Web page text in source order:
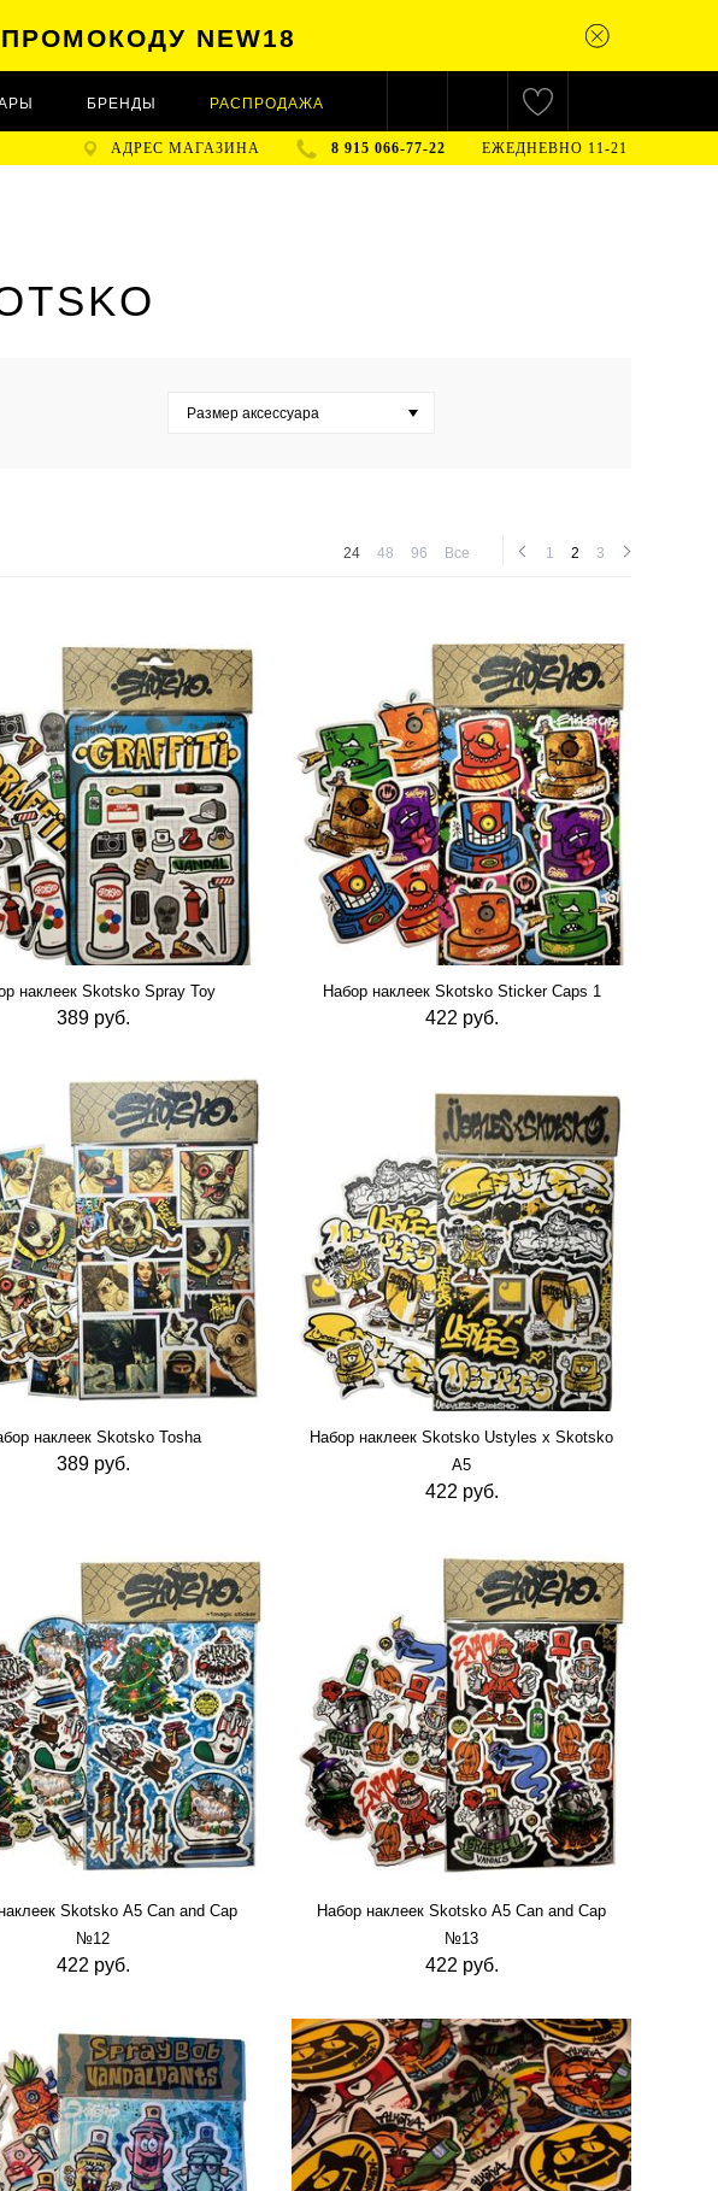
NEW18
АДРЕС МАГАЗИНА 8 915 066-77-22 ЕЖЕДНЕВНО 11-21
БРЕНДЫ РАСПРОДАЖА
Размер аксессуара
24 48 96 Все 1 2 3
наклеек Skotsko Spray Toy
389 руб.
Набор наклеек Skotsko Sticker Caps 1
422 руб.
наклеек Skotsko Tosha
389 руб.
Набор наклеек Skotsko Ustyles x Skotsko
А5
422 руб.
Skotsko А5 Can and Cap
№12
422 руб.
Набор наклеек Skotsko А5 Can and Cap
№13
422 руб.